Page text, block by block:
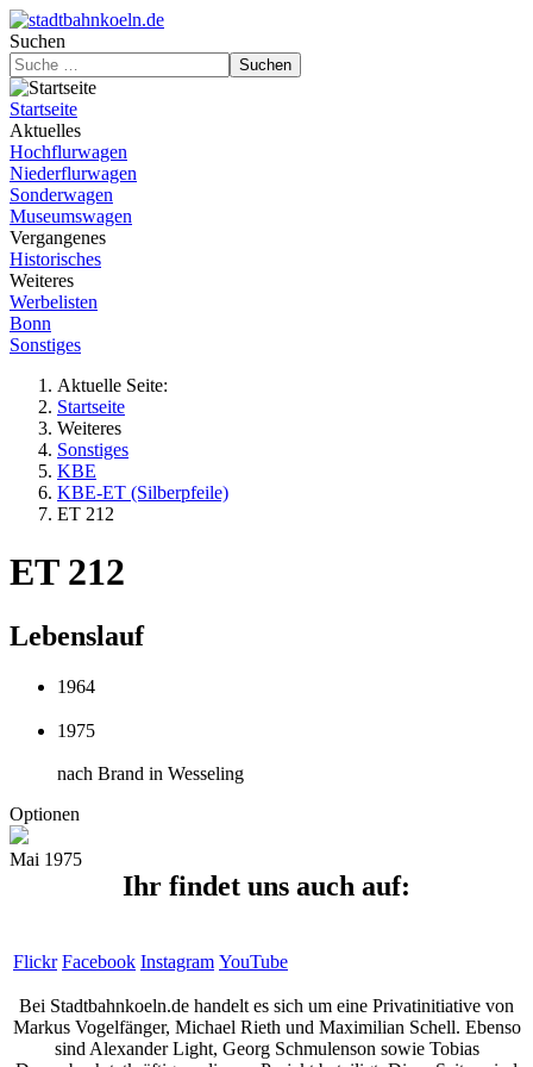
Suchen
Suchen
Startseite
Aktuelles
Hochflurwagen
Niederflurwagen
Sonderwagen
Museumswagen
Vergangenes
Historisches
Weiteres
Werbelisten
Bonn
Sonstiges
Aktuelle Seite:
Startseite
Weiteres
Sonstiges
KBE
KBE-ET (Silberpfeile)
ET 212
ET 212
Lebenslauf
1964
1975
nach Brand in Wesseling
Optionen
Mai 1975
Ihr findet uns auch auf:
Flickr Facebook Instagram YouTube
Bei Stadtbahnkoeln.de handelt es sich um eine Privatinitiative von
Markus Vogelfänger, Michael Rieth und Maximilian Schell. Ebenso
sind Alexander Light, Georg Schmulenson sowie Tobias